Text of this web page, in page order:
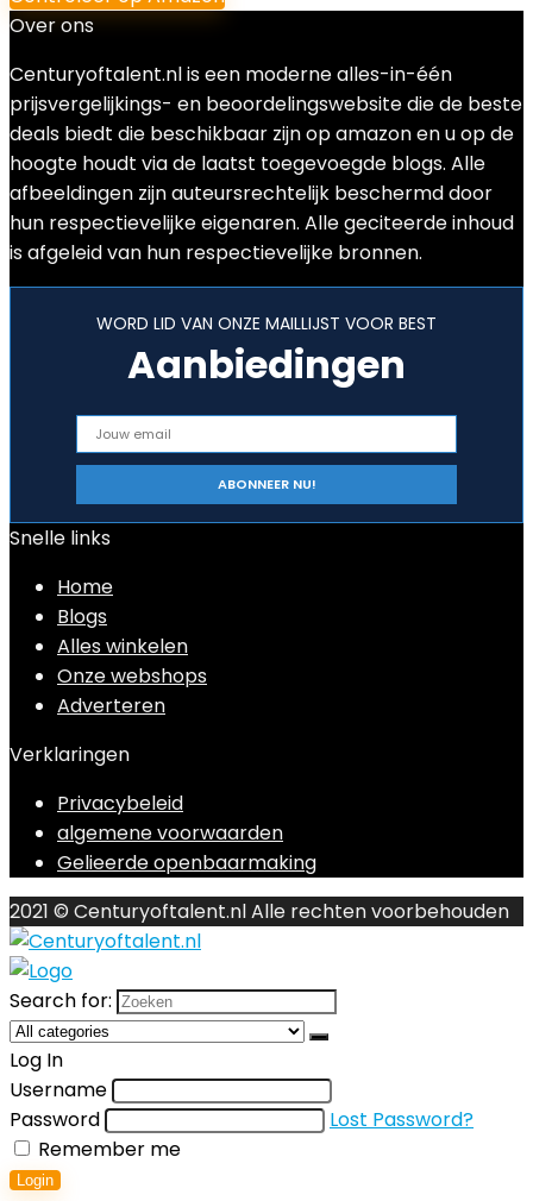
Over ons
Centuryoftalent.nl is een moderne alles-in-één
prijsvergelijkings- en beoordelingswebsite die de beste
deals biedt die beschikbaar zijn op amazon en u op de
hoogte houdt via de laatst toegevoegde blogs. Alle
afbeeldingen zijn auteursrechtelijk beschermd door
hun respectievelijke eigenaren. Alle geciteerde inhoud
is afgeleid van hun respectievelijke bronnen.
WORD LID VAN ONZE MAILLIJST VOOR BEST
Aanbiedingen
Snelle links
Home
Blogs
Alles winkelen
Onze webshops
Adverteren
Verklaringen
Privacybeleid
algemene voorwaarden
Gelieerde openbaarmaking
2021 © Centuryoftalent.nl Alle rechten voorbehouden
Search for:
Log In
Username
Password
Lost Password?
Remember me
Login